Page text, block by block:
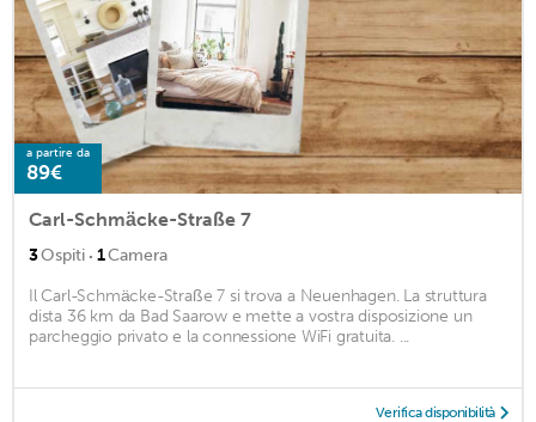
a partire da
89€
Carl-Schmäcke-Straße 7
3Ospiti · 1Camera
Il Carl-Schmäcke-Straße 7 si trova a Neuenhagen. La struttura
dista 36 km da Bad Saarow e mette a vostra disposizione un
parcheggio privato e la connessione WiFi gratuita. ...
Verifica disponibilità